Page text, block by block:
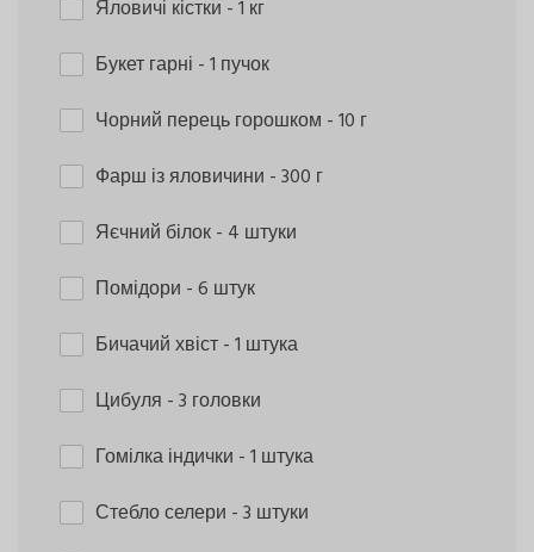
Яловичі кістки - 1 кг
Букет гарні - 1 пучок
Чорний перець горошком - 10 г
Фарш із яловичини - 300 г
Яєчний білок- 4 штуки
Помідори - 6 штук
Бичачий хвіст- 1 штука
Цибуля - 3 головки
Гомілка індички - 1 штука
Стебло селери - 3 штуки